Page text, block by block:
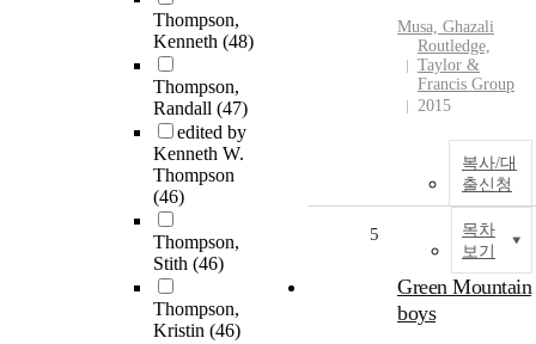
Thompson,
Kenneth (48)
Thompson,
Randall (47)
edited by
Kenneth W.
Thompson
(46)
Thompson,
Stith (46)
Thompson,
Kristin (46)
Musa, Ghazali
Routledge,
Taylor &
Francis Group
2015
복사/대
출신청
목차
보기
5
Green Mountain
boys